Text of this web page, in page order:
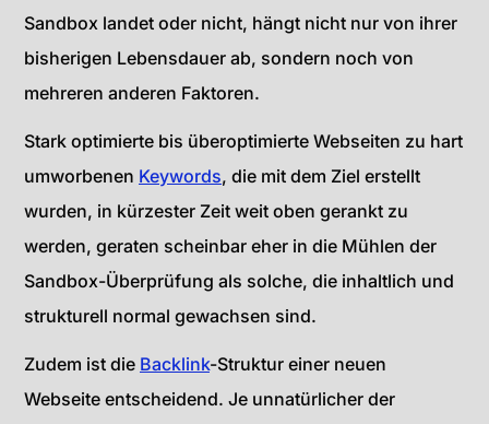
Sandbox landet oder nicht, hängt nicht nur von ihrer
bisherigen Lebensdauer ab, sondern noch von
mehreren anderen Faktoren.
Stark optimierte bis überoptimierte Webseiten zu hart
umworbenen Keywords, die mit dem Ziel erstellt
wurden, in kürzester Zeit weit oben gerankt zu
werden, geraten scheinbar eher in die Mühlen der
Sandbox-Überprüfung als solche, die inhaltlich und
strukturell normal gewachsen sind.
Zudem ist die Backlink-Struktur einer neuen
Webseite entscheidend. Je unnatürlicher der